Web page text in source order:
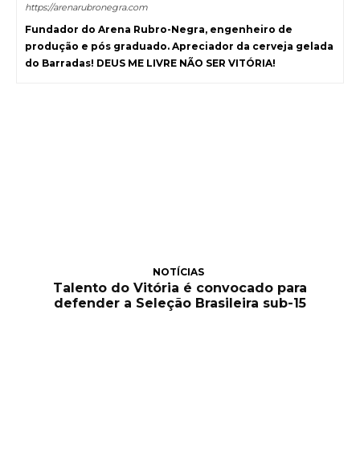
https://arenarubronegra.com
Fundador do Arena Rubro-Negra, engenheiro de
produção e pós graduado. Apreciador da cerveja gelada
do Barradas! DEUS ME LIVRE NÃO SER VITÓRIA!
NOTÍCIAS
Talento do Vitória é convocado para
defender a Seleção Brasileira sub-15